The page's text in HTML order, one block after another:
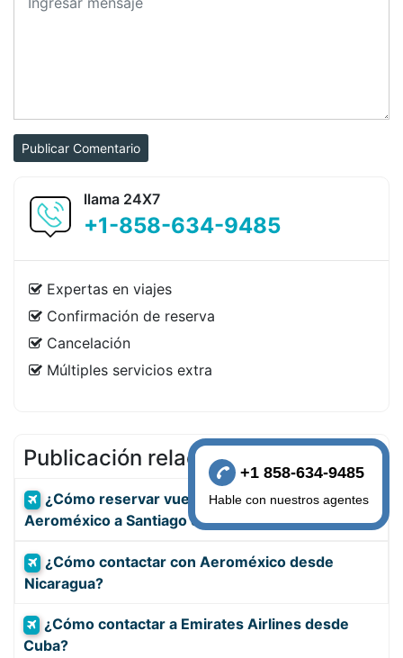
Publicar Comentario
llama 24X7
+1-858-634-9485
Expertas en viajes
Confirmación de reserva
Cancelación
Múltiples servicios extra
Publicación relacionada
¿Cómo reservar vuelos baratos con
Aeroméxico a Santiago de Cuba?
¿Cómo contactar con Aeroméxico desde
Nicaragua?
¿Cómo contactar a Emirates Airlines desde
Cuba?
+1 858-634-9485
Hable con nuestros agentes